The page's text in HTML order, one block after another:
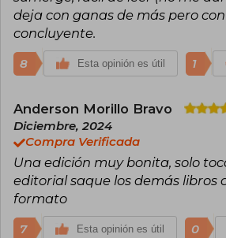
deja con ganas de más pero
concluyente.
8 Esta opinión es útil 1
Anderson Morillo Bravo
Diciembre, 2024
Compra Verificada
Una edición muy bonita, solo
editorial saque los demás libros
formato
7 Esta opinión es útil 0